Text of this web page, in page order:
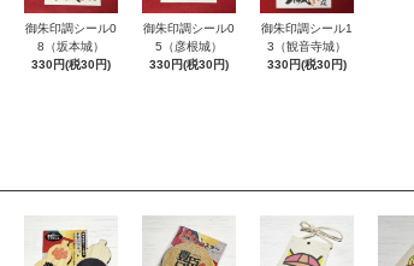
御朱印調シール0
8（坂本城）
330円(税30円)
御朱印調シール0
5（彦根城）
330円(税30円)
御朱印調シール1
3（観音寺城）
330円(税30円)